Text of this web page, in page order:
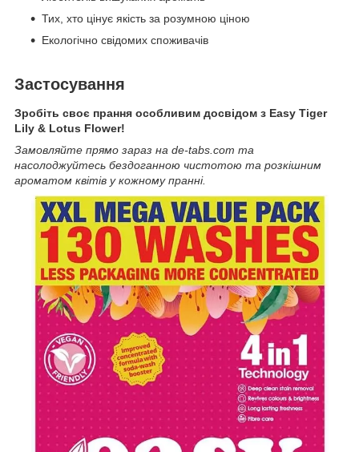
Тих, хто цінує якість за розумною ціною
Екологічно свідомих споживачів
Застосування
Зробіть своє прання особливим досвідом з Easy Tiger
Lily & Lotus Flower!
Замовляйте прямо зараз на de-tabs.com та
насолоджуйтесь бездоганною чистотою та розкішним
ароматом квітів у кожному пранні.